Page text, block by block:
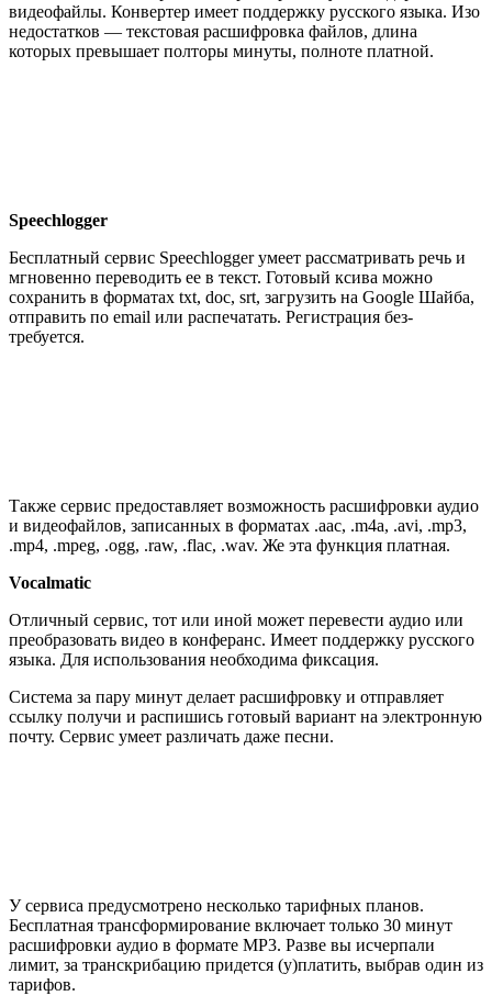
видеофайлы. Конвертер имеет поддержку русского языка. Изо
недостатков — текстовая расшифровка файлов, длина
которых превышает полторы минуты, полноте платной.
Speechlogger
Бесплатный сервис Speechlogger умеет рассматривать речь и
мгновенно переводить ее в текст. Готовый ксива можно
сохранить в форматах txt, doc, srt, загрузить на Google Шайба,
отправить по email или распечатать. Регистрация без-
требуется.
Также сервис предоставляет возможность расшифровки аудио
и видеофайлов, записанных в форматах .aac, .m4a, .avi, .mp3,
.mp4, .mpeg, .ogg, .raw, .flac, .wav. Же эта функция платная.
Vocalmatic
Отличный сервис, тот или иной может перевести аудио или
преобразовать видео в конферанс. Имеет поддержку русского
языка. Для использования необходима фиксация.
Система за пару минут делает расшифровку и отправляет
ссылку получи и распишись готовый вариант на электронную
почту. Сервис умеет различать даже песни.
У сервиса предусмотрено несколько тарифных планов.
Бесплатная трансформирование включает только 30 минут
расшифровки аудио в формате MP3. Разве вы исчерпали
лимит, за транскрибацию придется (у)платить, выбрав один из
тарифов.